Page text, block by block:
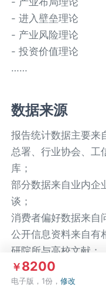
- 进入壁垒理论
- 产业风险理论
- 投资价值理论
……
数据来源
报告统计数据主要来
总署、行业协会、工
库；
部分数据来自业内企
谈；
消费者偏好数据来自
公开信息资料来自有
研院所与高校文献；
其他数据来源包括但
外国家统计局与相关
￥8200
电子版，1份，修改